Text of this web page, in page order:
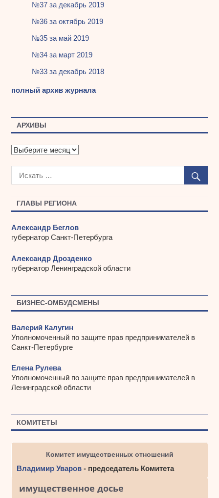
ГЛАВЫ РЕГИОНА
Александр Беглов
губернатор Санкт-Петербурга
Александр Дрозденко
губернатор Ленинградской области
БИЗНЕС-ОМБУДСМЕНЫ
Валерий Калугин
Уполномоченный по защите прав предпринимателей в
Санкт-Петербурге
Елена Рулева
Уполномоченный по защите прав предпринимателей в
Ленинградской области
КОМИТЕТЫ
Комитет имущественных отношений
Владимир Уваров- председатель Комитета
имущественное досье
№37 за декабрь 2019
№36 за октябрь 2019
№35 за май 2019
№34 за март 2019
№33 за декабрь 2018
полный архив журнала
АРХИВЫ
А
х
ы